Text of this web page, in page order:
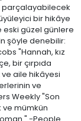
parçalayabilecek
bir hikâye
eski güzel günlere
şöyle denebilir:
"Hannah, kız
bir çırpıda
aile hikâyesi
ve
Weekly "Son
mümkün